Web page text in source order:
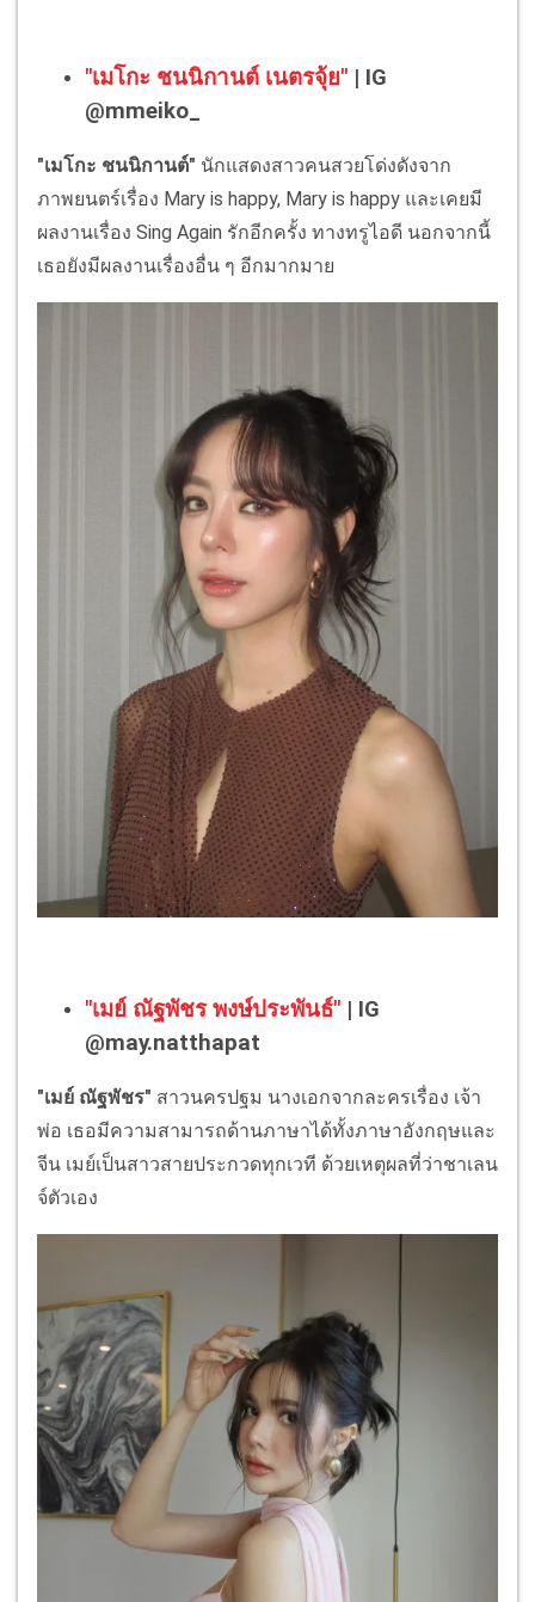
"เมโกะ ชนนิกานต์ เนตรจุ้ย" | IG
@mmeiko_
"เมโกะ ชนนิกานต์" นักแสดงสาวคนสวยโด่งดังจาก
ภาพยนตร์เรื่อง Mary is happy, Mary is happy และเคยมี
ผลงานเรื่อง Sing Again รักอีกครั้ง ทางทรูไอดี นอกจากนี้
เธอยังมีผลงานเรื่องอื่น ๆ อีกมากมาย
"เมย์ ณัฐพัชร พงษ์ประพันธ์" | IG
@may.natthapat
"เมย์ ณัฐพัชร" สาวนครปฐม นางเอกจากละครเรื่อง เจ้า
พ่อ เธอมีความสามารถด้านภาษาได้ทั้งภาษาอังกฤษและ
จีน เมย์เป็นสาวสายประกวดทุกเวที ด้วยเหตุผลที่ว่าชาเลน
จ์ตัวเอง